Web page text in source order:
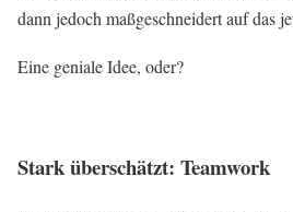
dann jedoch maßgeschneidert auf das
Eine geniale Idee, oder?
Stark überschätzt: Teamwork